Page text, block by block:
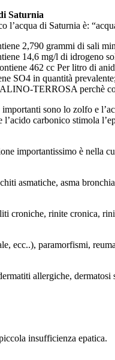
Saturnia
l’acqua di Saturnia è:
2,790 grammi di sali
14,6 mg/l di idrogeno
462 cc Per litro di
SO4 in quantità prevalente;
TERROSA perchè
sono lo zolfo e
carbonico stimola
importantissimo è nella
asmatiche, asma
croniche, rinite cronica,
ecc..), paramorfismi,
allergiche, dermatosi
insufficienza epatica.